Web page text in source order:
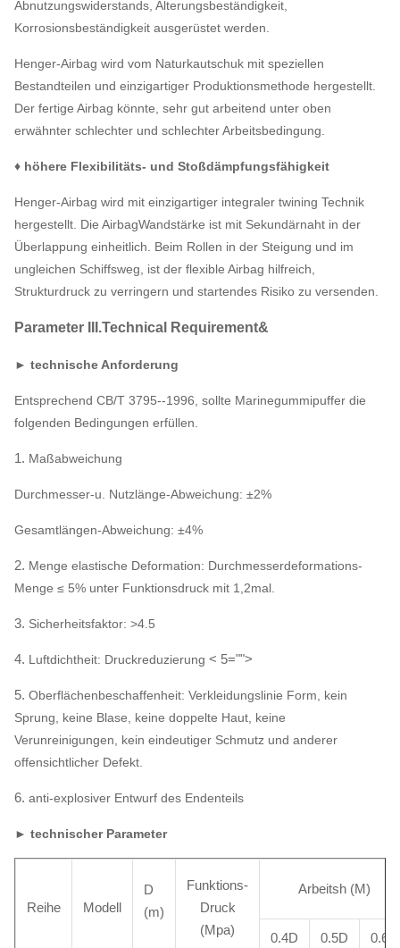
Abnutzungswiderstands, Alterungsbeständigkeit,
Korrosionsbeständigkeit ausgerüstet werden.
Henger-Airbag wird vom Naturkautschuk mit speziellen
Bestandteilen und einzigartiger Produktionsmethode hergestellt.
Der fertige Airbag könnte, sehr gut arbeitend unter oben
erwähnter schlechter und schlechter Arbeitsbedingung.
♦ höhere Flexibilitäts- und Stoßdämpfungsfähigkeit
Henger-Airbag wird mit einzigartiger integraler twining Technik
hergestellt. Die AirbagWandstärke ist mit Sekundärnaht in der
Überlappung einheitlich. Beim Rollen in der Steigung und im
ungleichen Schiffsweg, ist der flexible Airbag hilfreich,
Strukturdruck zu verringern und startendes Risiko zu versenden.
Parameter III.Technical Requirement&
► technische Anforderung
Entsprechend CB/T 3795--1996, sollte Marinegummipuffer die
folgenden Bedingungen erfüllen.
1. Maßabweichung
Durchmesser-u. Nutzlänge-Abweichung: ±2%
Gesamtlängen-Abweichung: ±4%
2. Menge elastische Deformation: Durchmesserdeformations-
Menge ≤ 5% unter Funktionsdruck mit 1,2mal.
3. Sicherheitsfaktor: >4.5
4. Luftdichtheit: Druckreduzierung < 5="">
5. Oberflächenbeschaffenheit: Verkleidungslinie Form, kein
Sprung, keine Blase, keine doppelte Haut, keine
Verunreinigungen, kein eindeutiger Schmutz und anderer
offensichtlicher Defekt.
6. anti-explosiver Entwurf des Endenteils
► technischer Parameter
Reihe Modell
D
(m)
Funktions-
Druck
(Mpa)
Arbeitsh (M)
0.4D 0.5D 0.6D